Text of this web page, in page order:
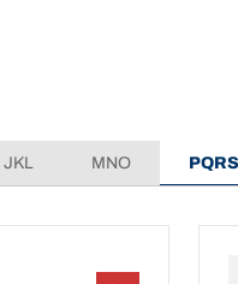
JKL MNO PQRS